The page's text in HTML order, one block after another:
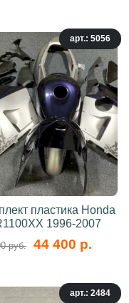
арт.: 5056
пластика Honda
1996-2007
руб. 44 400 р.
арт.: 2484